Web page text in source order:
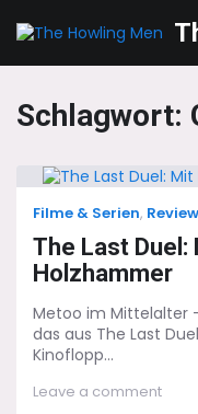
Schlagwort:
Categories
Filme & Serien,
The Last Duel:
Holzhammer
Metoo im Mittelalter
das aus The Last
Kinoflopp...
Leave a commenton